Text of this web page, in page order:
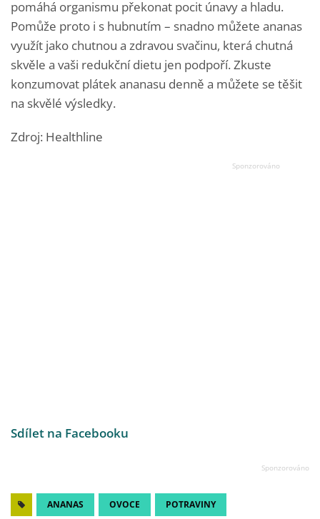
pomáhá organismu překonat pocit únavy a hladu.
Pomůže proto i s hubnutím – snadno můžete ananas
využít jako chutnou a zdravou svačinu, která chutná
skvěle a vaši redukční dietu jen podpoří. Zkuste
konzumovat plátek ananasu denně a můžete se těšit
na skvělé výsledky.
Zdroj: Healthline
Sdílet na Facebooku
ANANAS OVOCE POTRAVINY